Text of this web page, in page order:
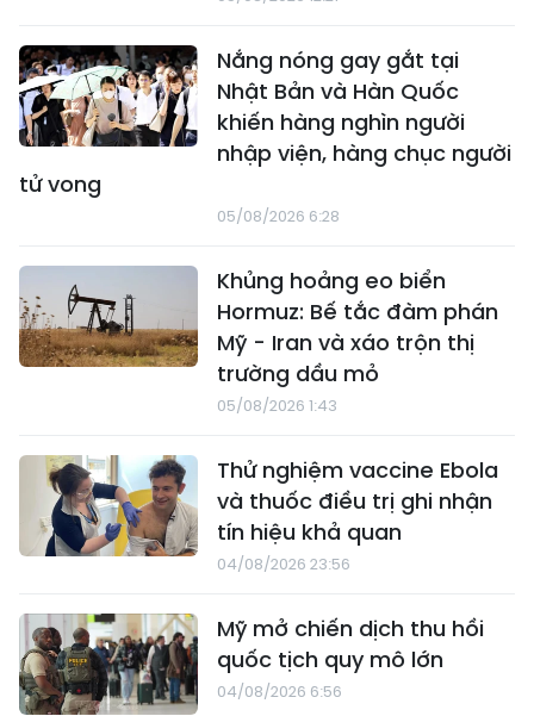
Nắng nóng gay gắt tại
Nhật Bản và Hàn Quốc
khiến hàng nghìn người
nhập viện, hàng chục người
tử vong
05/08/2026 6:28
Khủng hoảng eo biển
Hormuz: Bế tắc đàm phán
Mỹ - Iran và xáo trộn thị
trường dầu mỏ
05/08/2026 1:43
Thử nghiệm vaccine Ebola
và thuốc điều trị ghi nhận
tín hiệu khả quan
04/08/2026 23:56
Mỹ mở chiến dịch thu hồi
quốc tịch quy mô lớn
04/08/2026 6:56